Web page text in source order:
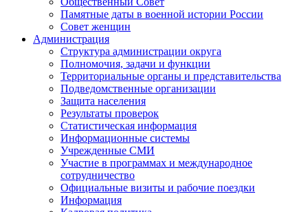
Памятные даты в военной истории России
Совет женщин
Администрация
Структура администрации округа
Полномочия, задачи и функции
Территориальные органы и представительства
Подведомственные организации
Защита населения
Результаты проверок
Статистическая информация
Информационные системы
Учрежденные СМИ
Участие в программах и международное
сотрудничество
Официальные визиты и рабочие поездки
Информация